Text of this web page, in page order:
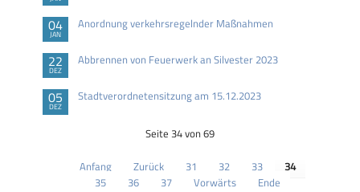
04
JAN
Anordnung verkehrsregelnder Maßnahmen
22
DEZ
Abbrennen von Feuerwerk an Silvester 2023
05
DEZ
Stadtverordnetensitzung am 15.12.2023
Seite 34 von 69
Anfang Zurück 31 32 33
34
35
36 37 Vorwärts Ende